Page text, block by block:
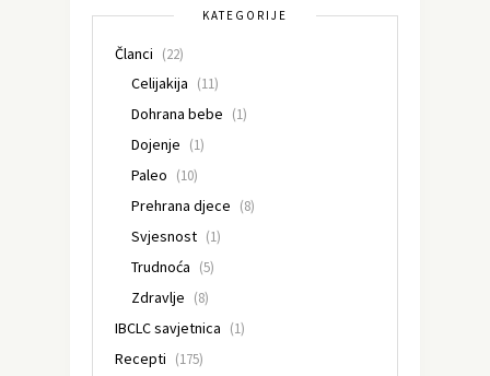
KATEGORIJE
Članci (22)
Celijakija (11)
Dohrana bebe (1)
Dojenje (1)
Paleo (10)
Prehrana djece (8)
Svjesnost (1)
Trudnoća (5)
Zdravlje (8)
IBCLC savjetnica (1)
Recepti (175)